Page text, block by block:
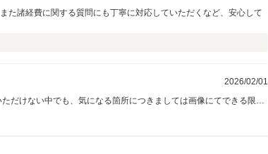
た諸経費に関する質問にも丁寧に対応していただくなど、安心して
2026/02/01
だけない中でも、気になる箇所につきましては画像にてできる限り